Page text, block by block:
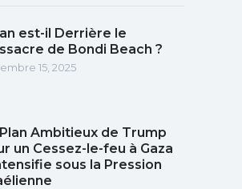
est-il Derrière le
de Bondi Beach ?
15, 2025
Ambitieux de Trump
un Cessez-le-feu à Gaza
sous la Pression